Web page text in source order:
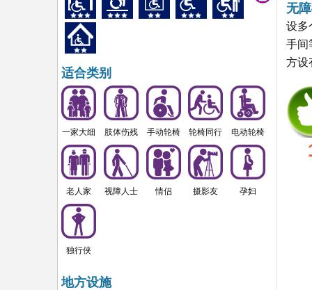
适合类别
一家大细 肢体伤残 手动轮椅 轮椅同行 电动轮椅
老人家 视障人士 情侣 摄影友 孕妇
独行侠
地方设施
无
设多
手间
方设